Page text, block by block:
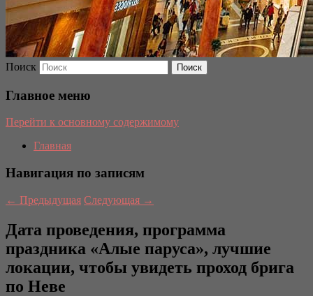
Поиск
Главное меню
Перейти к основному содержимому
Главная
Навигация по записям
← Предыдущая Следующая →
Дата проведения, программа
праздника «Алые паруса», лучшие
локации, чтобы увидеть проход брига
по Неве